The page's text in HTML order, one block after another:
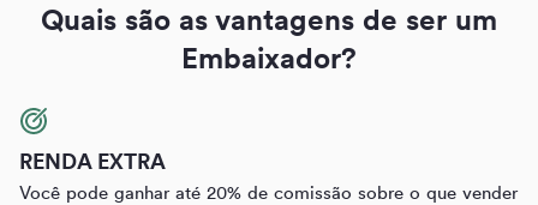
Quais são as vantagens de ser um
Embaixador?
RENDA EXTRA
Você pode ganhar até 20% de comissão sobre o que vender